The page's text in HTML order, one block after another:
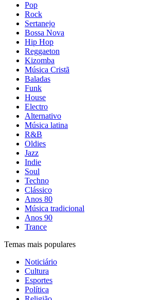
Pop
Rock
Sertanejo
Bossa Nova
Hip Hop
Reggaeton
Kizomba
Música Cristã
Baladas
Funk
House
Electro
Alternativo
Música latina
R&B
Oldies
Jazz
Indie
Soul
Techno
Clássico
Anos 80
Música tradicional
Anos 90
Trance
Temas mais populares
Noticiário
Cultura
Esportes
Política